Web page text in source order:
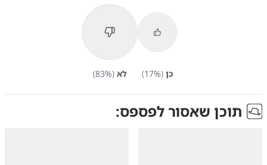
כן (
17%) לא (
83%)
תוכן שאסור לפספס: